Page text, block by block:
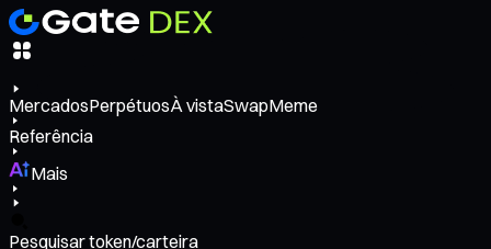
MercadosPerpétuosÀ vistaSwapMeme
Referência
Mais
Pesquisar token/carteira